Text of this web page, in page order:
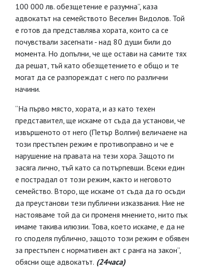
100 000 лв. обезщетение е разумна”, каза
адвокатът на семейството Веселин Видолов. Той
е готов да представлява хората, които са се
почувствали засегнати - над 80 души били до
момента. Но допълни, че ще остави на самите тях
да решат, тъй като обезщетението е общо и те
могат да се разпореждат с него по различни
начини.
“На първо място, хората, и аз като техен
представител, ще искаме от съда да установи, че
извършеното от него (Петър Волгин) величаене на
този престъпен режим е противоправно и че е
нарушение на правата на тези хора. Защото ги
засяга лично, тъй като са потърпевши. Всеки един
е пострадал от този режим, както и неговото
семейство. Второ, ще искаме от съда да го осъди
да преустанови тези публични изказвания. Ние не
настояваме той да си променя мнението, нито пък
имаме такива илюзии. Това, което искаме, е да не
го споделя публично, защото този режим е обявен
за престъпен с нормативен акт с ранга на закон”,
обясни още адвокатът. (24часа)